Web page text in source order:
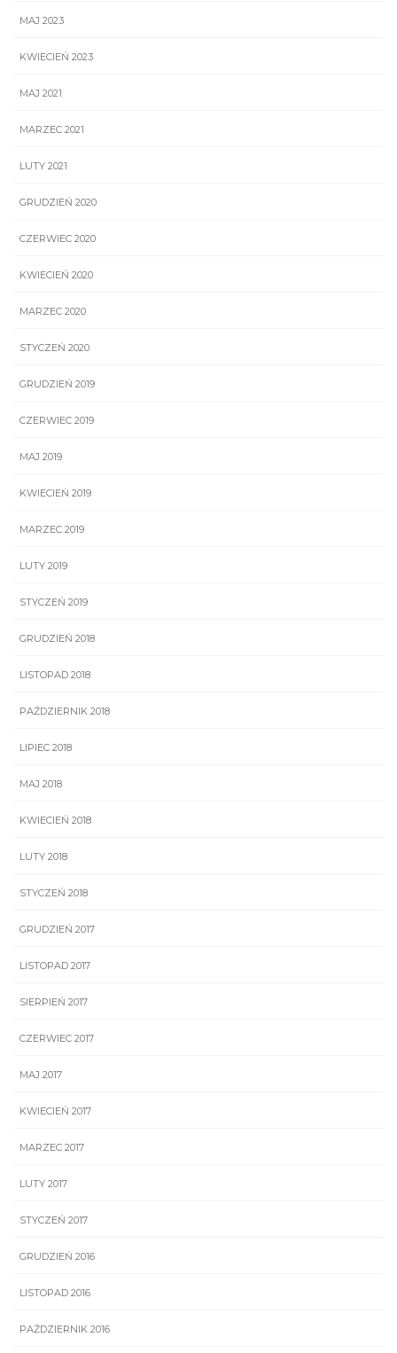
MAJ 2023
KWIECIEŃ 2023
MAJ 2021
MARZEC 2021
LUTY 2021
GRUDZIEŃ 2020
CZERWIEC 2020
KWIECIEŃ 2020
MARZEC 2020
STYCZEŃ 2020
GRUDZIEŃ 2019
CZERWIEC 2019
MAJ 2019
KWIECIEŃ 2019
MARZEC 2019
LUTY 2019
STYCZEŃ 2019
GRUDZIEŃ 2018
LISTOPAD 2018
PAŹDZIERNIK 2018
LIPIEC 2018
MAJ 2018
KWIECIEŃ 2018
LUTY 2018
STYCZEŃ 2018
GRUDZIEŃ 2017
LISTOPAD 2017
SIERPIEŃ 2017
CZERWIEC 2017
MAJ 2017
KWIECIEŃ 2017
MARZEC 2017
LUTY 2017
STYCZEŃ 2017
GRUDZIEŃ 2016
LISTOPAD 2016
PAŹDZIERNIK 2016